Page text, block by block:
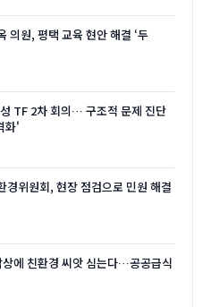
의원, 평택 교육 현안 해결 ‘두
TF 2차 회의… 구조적 문제 진단
화'
경위원회, 현장 점검으로 민원 해결
에 친환경 씨앗 심는다…공공급식